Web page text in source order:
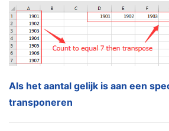
Als het aantal gelijk is aan een
transponeren